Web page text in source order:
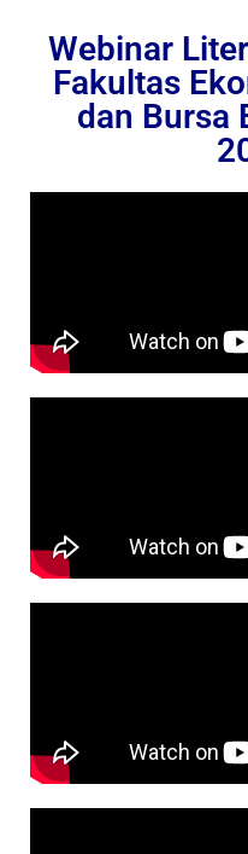
Webinar
Fakultas
dan Bursa